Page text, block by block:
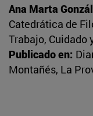
Ana Marta
Catedrática de
Trabajo, Cuidado
Publicado en:
Montañés, La